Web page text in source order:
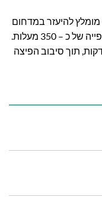
למשך 20-25 דקות, מומלץ להיעזר במדחום
350 מעלות.
מכן אופים את הפיצה במשך כ – 2 דקות, תוך סיבוב הפיצה